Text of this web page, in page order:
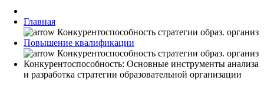
Главная
Повышение квалификации
Конкурентоспособность: Основные инструменты анализа
и разработка стратегии образовательной организации